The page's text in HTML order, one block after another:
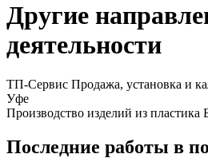
Другие
деятельности
ТП-Сервис Продажа, установка и
Уфе
Производство изделий из пластика
Последние работы в